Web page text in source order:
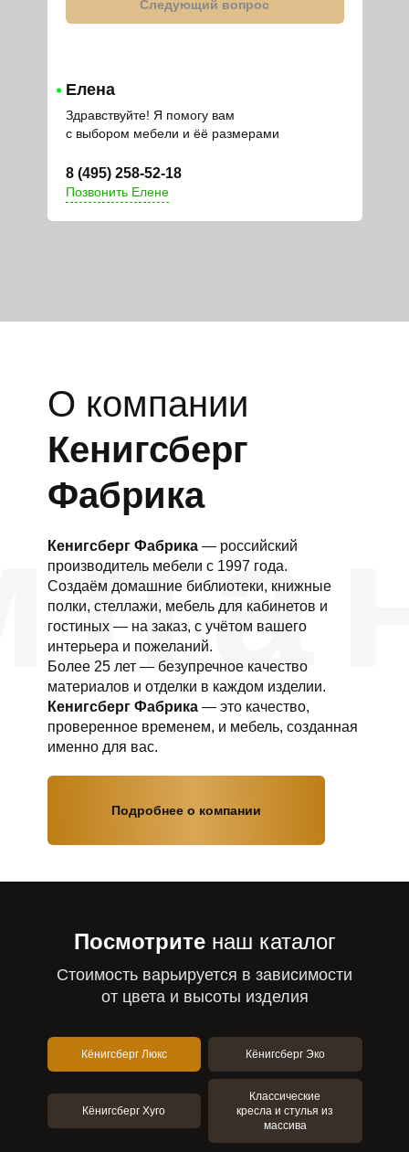
Следующий вопрос
Елена
Здравствуйте! Я помогу вам
с выбором мебели и ёё размерами
8 (495) 258-52-18
Позвонить Елене
О компании
Кенигсберг
Фабрика
Кенигсберг Фабрика— российский
производитель мебели с 1997 года.
Создаём домашние библиотеки, книжные
полки, стеллажи, мебель для кабинетов и
гостиных — на заказ, с учётом вашего
интерьера и пожеланий.
Более 25 лет — безупречное качество
материалов и отделки в каждом изделии.
Кенигсберг Фабрика— это качество,
проверенное временем, и мебель, созданная
именно для вас.
Подробнее о компании
Посмотритенаш каталог
Стоимость варьируется в зависимости
от цвета и высоты изделия
Кёнигсберг Люкс Кёнигсберг Эко
Кёнигсберг Хуго
Классические
кресла и стулья из
массива